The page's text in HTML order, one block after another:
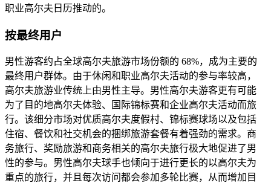
职业高尔夫日历推动的。
按最终用户
男性游客约占全球高尔夫旅游市场份额的 68%，成为主要的
最终用户群体。由于休闲和职业高尔夫活动的参与率较高，
高尔夫旅游业传统上由男性主导。男性高尔夫游客更有可能
为了目的地高尔夫体验、国际锦标赛和企业高尔夫活动而旅
行。该细分市场对优质高尔夫度假村、锦标赛球场以及包括
住宿、餐饮和社交机会的捆绑旅游套餐有着强劲的需求。商
务旅行、奖励旅游和商务相关的高尔夫旅行极大地促进了男
性的参与。男性高尔夫球手也倾向于进行更长的以高尔夫为
重点的旅行，并且每次访问都会参加多轮比赛，从而增加目